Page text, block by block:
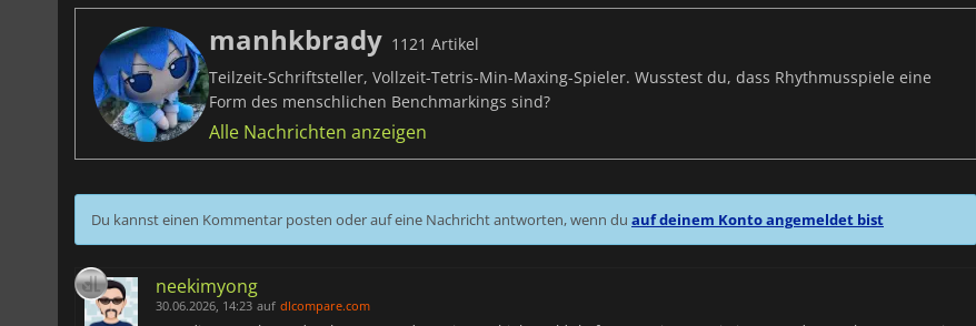
manhkbrady 1121 Artikel
Teilzeit-Schriftsteller, Vollzeit-Tetris-Min-Maxing-Spieler. Wusstest du, dass Rhythmusspiele eine
Form des menschlichen Benchmarkings sind?
Alle Nachrichten anzeigen
Du kannst einen Kommentar posten oder auf eine Nachricht antworten, wenn du auf deinem Konto angemeldet bist
neekimyong
30.06.2026, 14:23 auf dlcompare.com